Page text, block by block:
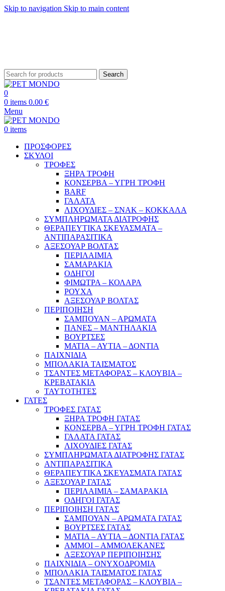
Skip to navigation Skip to main content
Search
0
0 items 0.00 €
Menu
0 items
ΠΡΟΣΦΟΡΕΣ
ΣΚΥΛΟΙ
ΤΡΟΦΕΣ
ΞΗΡΑ ΤΡΟΦΗ
ΚΟΝΣΕΡΒΑ – ΥΓΡΗ ΤΡΟΦΗ
BARF
ΓΑΛΑΤΑ
ΛΙΧΟΥΔΙΕΣ – ΣΝΑΚ – ΚΟΚΚΑΛΑ
ΣΥΜΠΛΗΡΩΜΑΤΑ ΔΙΑΤΡΟΦΗΣ
ΘΕΡΑΠΕΥΤΙΚΑ ΣΚΕΥΑΣΜΑΤΑ –
ΑΝΤΙΠΑΡΑΣΙΤΙΚΑ
ΑΞΕΣΟΥΑΡ ΒΟΛΤΑΣ
ΠΕΡΙΛΑΙΜΙΑ
ΣΑΜΑΡΑΚΙΑ
ΟΔΗΓΟΙ
ΦΙΜΩΤΡΑ – ΚΟΛΑΡΑ
ΡΟΥΧΑ
ΑΞΕΣΟΥΑΡ ΒΟΛΤΑΣ
ΠΕΡΙΠΟΙΗΣΗ
ΣΑΜΠΟΥΑΝ – ΑΡΩΜΑΤΑ
ΠΑΝΕΣ – ΜΑΝΤΗΛΑΚΙΑ
ΒΟΥΡΤΣΕΣ
ΜΑΤΙΑ – ΑΥΤΙΑ – ΔΟΝΤΙΑ
ΠΑΙΧΝΙΔΙΑ
ΜΠΟΛΑΚΙΑ ΤΑΙΣΜΑΤΟΣ
ΤΣΑΝΤΕΣ ΜΕΤΑΦΟΡΑΣ – ΚΛΟΥΒΙΑ –
ΚΡΕΒΑΤΑΚΙΑ
ΤΑΥΤΟΤΗΤΕΣ
ΓΑΤΕΣ
ΤΡΟΦΕΣ ΓΑΤΑΣ
ΞΗΡΑ ΤΡΟΦΗ ΓΑΤΑΣ
ΚΟΝΣΕΡΒΑ – ΥΓΡΗ ΤΡΟΦΗ ΓΑΤΑΣ
ΓΑΛΑΤΑ ΓΑΤΑΣ
ΛΙΧΟΥΔΙΕΣ ΓΑΤΑΣ
ΣΥΜΠΛΗΡΩΜΑΤΑ ΔΙΑΤΡΟΦΗΣ ΓΑΤΑΣ
ΑΝΤΙΠΑΡΑΣΙΤΙΚΑ
ΘΕΡΑΠΕΥΤΙΚΑ ΣΚΕΥΑΣΜΑΤΑ ΓΑΤΑΣ
ΑΞΕΣΟΥΑΡ ΓΑΤΑΣ
ΠΕΡΙΛΑΙΜΙΑ – ΣΑΜΑΡΑΚΙΑ
ΟΔΗΓΟΙ ΓΑΤΑΣ
ΠΕΡΙΠΟΙΗΣΗ ΓΑΤΑΣ
ΣΑΜΠΟΥΑΝ – ΑΡΩΜΑΤΑ ΓΑΤΑΣ
ΒΟΥΡΤΣΕΣ ΓΑΤΑΣ
ΜΑΤΙΑ – ΑΥΤΙΑ – ΔΟΝΤΙΑ ΓΑΤΑΣ
ΑΜΜΟΙ – ΑΜΜΟΛΕΚΑΝΕΣ
ΑΞΕΣΟΥΑΡ ΠΕΡΙΠΟΙΗΣΗΣ
ΠΑΙΧΝΙΔΙΑ – ΟΝΥΧΟΔΡΟΜΙΑ
ΜΠΟΛΑΚΙΑ ΤΑΙΣΜΑΤΟΣ ΓΑΤΑΣ
ΤΣΑΝΤΕΣ ΜΕΤΑΦΟΡΑΣ – ΚΛΟΥΒΙΑ –